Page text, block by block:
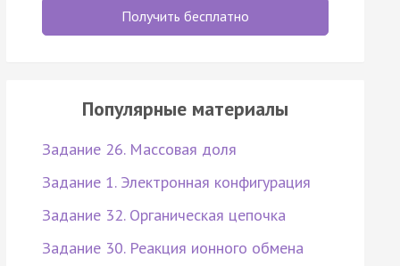
Получить бесплатно
Популярные материалы
Задание 26. Массовая доля
Задание 1. Электронная конфигурация
Задание 32. Органическая цепочка
Задание 30. Реакция ионного обмена